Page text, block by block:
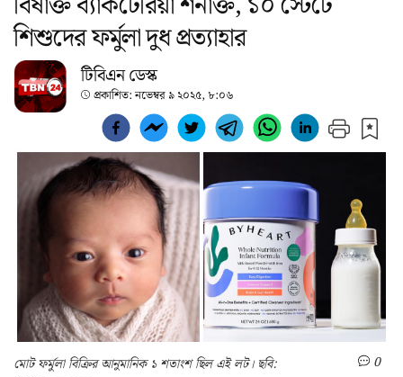
শিশুদের ফর্মুলা দুধ প্রত্যাহার
টিবিএন ডেস্ক
প্রকাশিত:নভেম্বর ৯ ২০২৫, ৮:০৬
মোট ফর্মুলা বিক্রির আনুমানিক ১ শতাংশ ছিল এই লট। ছবি:
0